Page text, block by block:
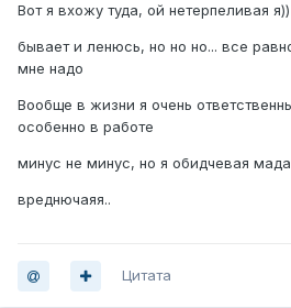
Вот я вхожу туда, ой нетерпеливая я))
бывает и ленюсь, но но но... все
мне надо
Вообще в жизни я очень
особенно в работе
минус не минус, но я обидчевая
вреднючаяя..
Цитата